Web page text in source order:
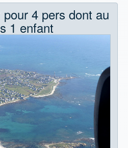
4 pers dont au
1 enfant